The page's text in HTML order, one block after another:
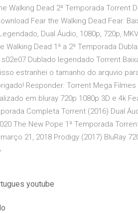
Walking Dead 2ª Temporada Torrent
Fear the Walking Dead Fear.
Dual Áudio, 1080p, 720p,
Walking Dead 1ª a 2ª Temporada
Dublado legendado Torrent
estranhei o tamanho do arquvio
Responder. Torrent Mega Filmes
em bluray 720p 1080p 3D e 4k
Completa Torrent (2016) Dual
The New Pope 1ª Temporada
21, 2018 Prodigy (2017) BluRay
youtube